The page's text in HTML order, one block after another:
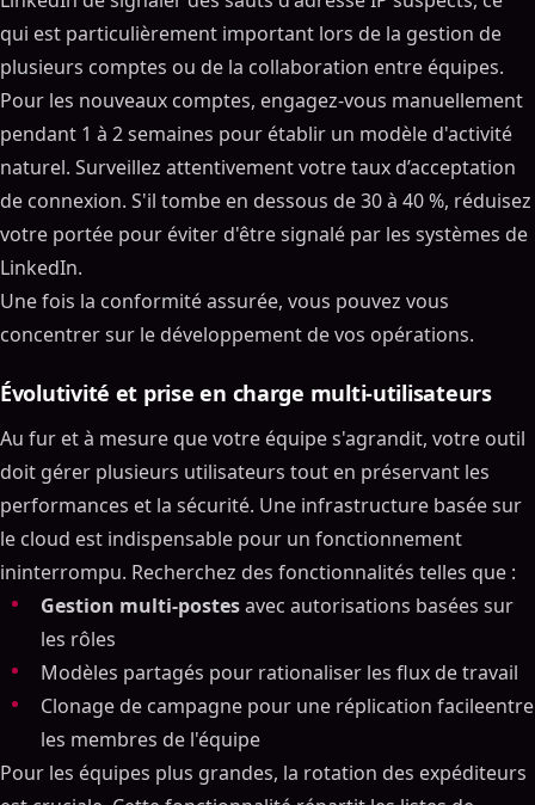
qui est particulièrement important lors de la gestion de
plusieurs comptes ou de la collaboration entre équipes.
Pour les nouveaux comptes, engagez-vous manuellement
pendant 1 à 2 semaines pour établir un modèle d'activité
naturel. Surveillez attentivement votre taux d’acceptation
de connexion. S'il tombe en dessous de 30 à 40 %, réduisez
votre portée pour éviter d'être signalé par les systèmes de
LinkedIn.
Une fois la conformité assurée, vous pouvez vous
concentrer sur le développement de vos opérations.
Évolutivité et prise en charge multi-utilisateurs
Au fur et à mesure que votre équipe s'agrandit, votre outil
doit gérer plusieurs utilisateurs tout en préservant les
performances et la sécurité. Une infrastructure basée sur
le cloud est indispensable pour un fonctionnement
ininterrompu. Recherchez des fonctionnalités telles que :
Gestion multi-postesavec autorisations basées sur
les rôles
Modèles partagés pour rationaliser les flux de travail
Clonage de campagne pour une réplication facileentre
les membres de l'équipe
Pour les équipes plus grandes, la rotation des expéditeurs